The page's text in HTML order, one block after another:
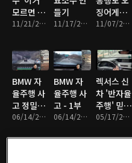
모르면 3
천만원 날
11/21/2021 • 8분
들기
11/17/2021 • 12분
징어게임
덕분. 한국
심을 가져
도 좀 좋지
않을까요?
11/07/2021 • 14분
BMW 자
율주행 사
고 정밀분
석 2부 06/14/2021 • 11분
BMW 자
율주행 사
고 - 1부
06/14/2021 • 20분
렉서스 신
차 '반자율
주행' 믿다
가 꽝! 충
은?
05/17/2021 • 21분